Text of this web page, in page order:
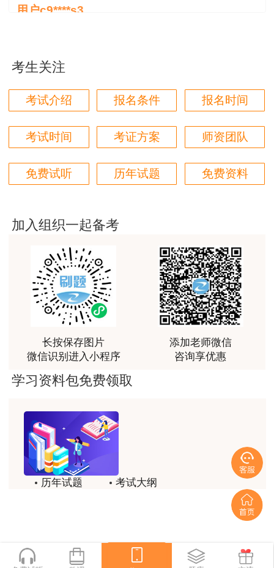
人员进行现场安全管理的是（ ）。
B.吊装、高温、交叉、有限空间
C.拆除、动土、搬运、临高压线
D.爆破、吊装、动火、临时用电
课程回顾：2023中级安全考试辅导课程-精讲
2023安全《法规》考试考点2：从业人员的安
全生产权利和义务
《安全生产法》第五十六条规定，因生产安全
事故受到损害的从业人员，除依法享有工伤保险
外，依照有关民事法律尚有获得赔偿的权利的，有
【2023年】甲公司为员工王某缴纳了工伤保
险费。由于公司管理不善，导致王某因事故受到伤
害，王某获得了工伤保险赔偿。根据《安全生产
贾老师讲的太好了，题库、资料还多
用户zh****94
老师们讲的很好，通俗易懂，对小白很友好
用户li****11
用户m6****57
师资过硬，学习无忧，感觉自已选对了
用户da****ng
生产技术今年的教学比起去年，在实例的列举上更丰
富生动。
课程清晰易懂，便于记忆，老师重难点讲解也很清晰
用户we****66
用户m0****66
贾老师讲的很有水平，这次考过全靠他了
用户m0****68
贾老师一如既往的稳
重要的是养成了持续学习的习惯和自我驱动力；这门
网课像一位循循善诱的引路人，让我相信只要选对方
考生关注
考试介绍 报名条件 报名时间
考试时间 考证方案 师资团队
免费试听 历年试题 免费资料
加入组织一起备考
长按保存图片
微信识别进入小程序
添加老师微信
咨询享优惠
学习资料包免费领取
历年试题
考试大纲